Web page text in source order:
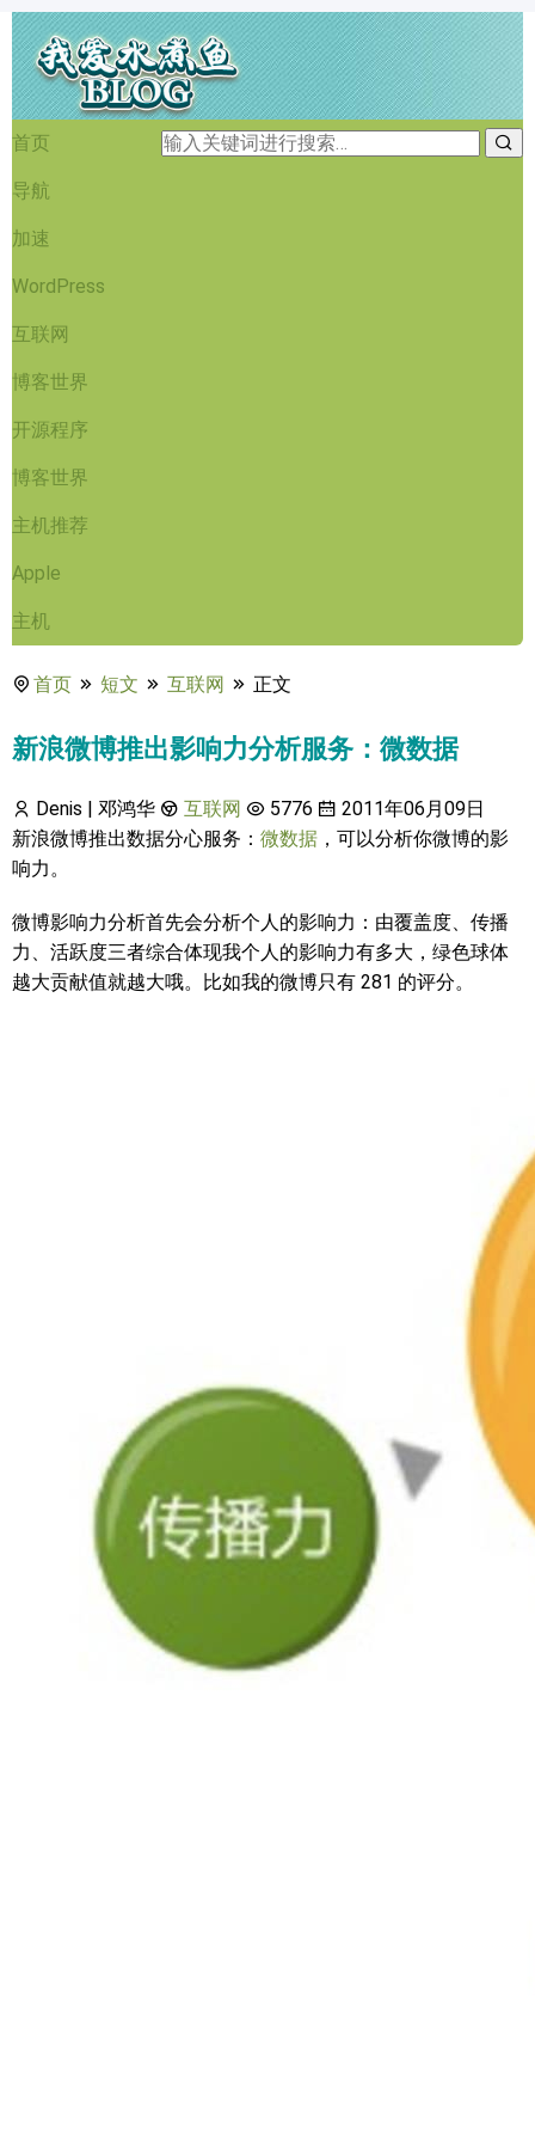
首页
导航
加速
WordPress
互联网
博客世界
开源程序
博客世界
主机推荐
Apple
主机
首页 短文 互联网 正文
新浪微博推出影响力分析服务：微数据
Denis | 邓鸿华 互联网 5776
2011年06月09日
新浪微博推出数据分心服务： 微数据 ，可以分析你微博的影
响力。
微博影响力分析首先会分析个人的影响力：由覆盖度、传播
力、活跃度三者综合体现我个人的影响力有多大，绿色球体
越大贡献值就越大哦。比如我的微博只有 281 的评分。